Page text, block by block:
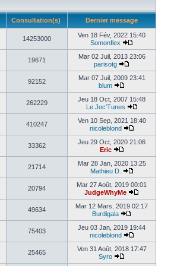
Consultation(s) Dernier message
14253000
Ven 18 Fév, 2022 15:40
Somonflex
19671
Mar 02 Juil, 2013 23:06
parisotg
92152
Mar 07 Juil, 2009 23:41
blum
262229
Jeu 18 Oct, 2007 15:48
Le Joc'Tunes
410247
Ven 10 Sep, 2021 18:40
nicoleblond
33362
Jeu 29 Oct, 2020 21:06
Eric
21714
Mar 28 Jan, 2020 13:25
Mathieu D.
20794
Mar 27 Août, 2019 00:01
JudgeWhyMe
49634
Mar 12 Mars, 2019 02:17
Burdigala
75403
Jeu 03 Jan, 2019 19:44
nicoleblond
25465
Ven 31 Août, 2018 17:47
Syro